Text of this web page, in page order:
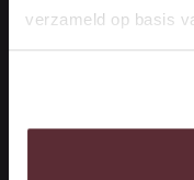
verzameld op basis
NEEM CONTACT